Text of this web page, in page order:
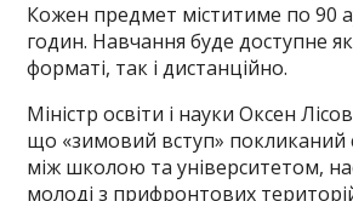
Кожен предмет міститиме по 90
годин. Навчання буде доступне
форматі, так і дистанційно.
Міністр освіти і науки Оксен
що «зимовий вступ» покликаний
між школою та університетом,
молоді з прифронтових